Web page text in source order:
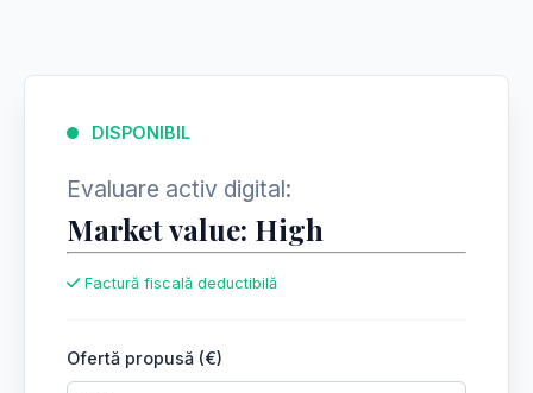
DISPONIBIL
Evaluare activ digital:
Market value: High
Factură fiscală deductibilă
Ofertă propusă (€)